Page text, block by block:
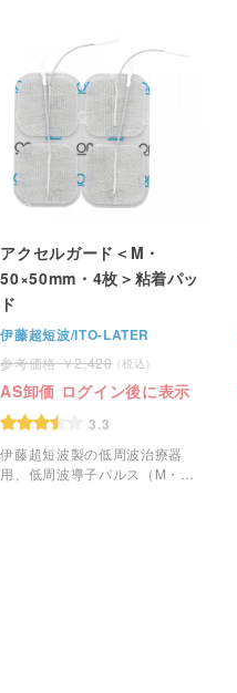
アクセルガード＜M・
50×50mm・4枚＞粘着パッ
ド
伊藤超短波/ITO-LATER
2,420
AS卸価 ログイン後に表示
3.3
伊藤超短波製の低周波治療器
用、低周波導子パルス（M・